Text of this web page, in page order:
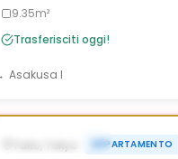
9.35m²
Trasferisciti oggi!
Asakusa I
DISPONIBILE ORA
‹ ›
Taito, Tokyo APPARTAMENTO